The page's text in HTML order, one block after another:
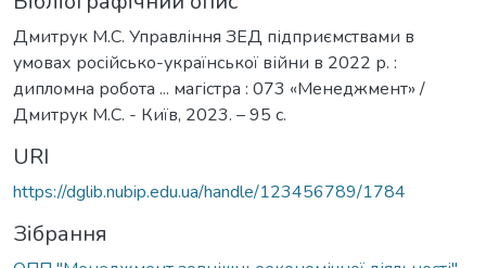
Дмитрук М.С. Управління ЗЕД підприємствами в
умовах російсько-української війни в 2022 р. :
дипломна робота ... магістра : 073 «Менеджмент» /
Дмитрук М.С. - Київ, 2023. – 95 с.
URI
https://dglib.nubip.edu.ua/handle/123456789/1784
Зібрання